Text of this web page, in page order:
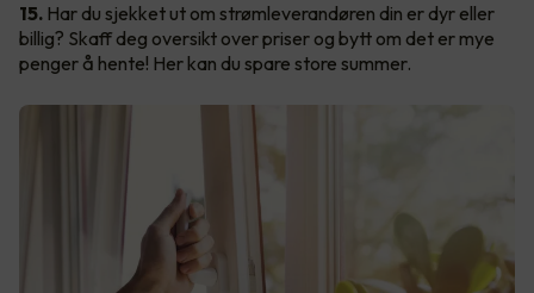
15. Har du sjekket ut om strømleverandøren din er dyr eller
billig? Skaff deg oversikt over priser og bytt om det er mye
penger å hente! Her kan du spare store summer.